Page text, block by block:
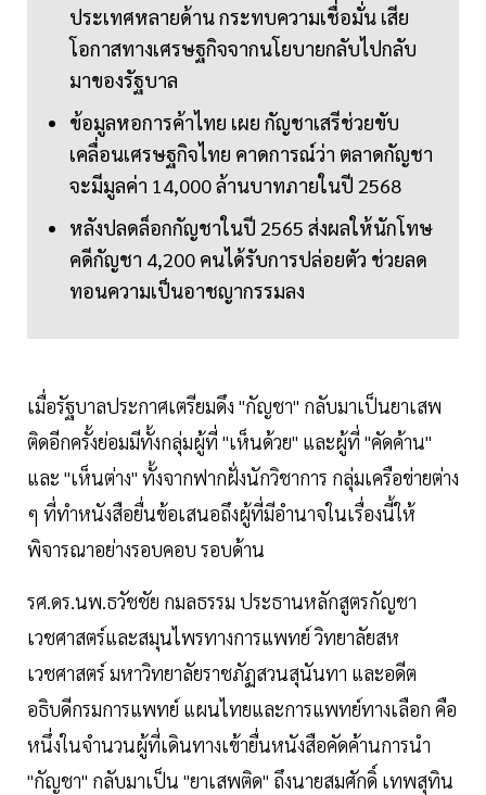
ประเทศหลายด้าน กระทบความเชื่อมั่น เสีย
โอกาสทางเศรษฐกิจจากนโยบายกลับไปกลับ
มาของรัฐบาล
ข้อมูลหอการค้าไทย เผย กัญชาเสรีช่วยขับ
เคลื่อนเศรษฐกิจไทย คาดการณ์ว่า ตลาดกัญชา
จะมีมูลค่า 14,000 ล้านบาทภายในปี 2568
หลังปลดล็อกกัญชาในปี 2565 ส่งผลให้นักโทษ
คดีกัญชา 4,200 คนได้รับการปล่อยตัว ช่วยลด
ทอนความเป็นอาชญากรรมลง
เมื่อรัฐบาลประกาศเตรียมดึง "กัญชา" กลับมาเป็นยาเสพ
ติดอีกครั้งย่อมมีทั้งกลุ่มผู้ที่ "เห็นด้วย" และผู้ที่ "คัดค้าน"
และ "เห็นต่าง" ทั้งจากฟากฝั่งนักวิชาการ กลุ่มเครือข่ายต่าง
ๆ ที่ทำหนังสือยื่นข้อเสนอถึงผู้ที่มีอำนาจในเรื่องนี้ให้
พิจารณาอย่างรอบคอบ รอบด้าน
รศ.ดร.นพ.ธวัชชัย กมลธรรม ประธานหลักสูตรกัญชา
เวชศาสตร์และสมุนไพรทางการแพทย์ วิทยาลัยสห
เวชศาสตร์ มหาวิทยาลัยราชภัฏสวนสุนันทา และอดีต
อธิบดีกรมการแพทย์ แผนไทยและการแพทย์ทางเลือก คือ
หนึ่งในจำนวนผู้ที่เดินทางเข้ายื่นหนังสือคัดค้านการนำ
"กัญชา" กลับมาเป็น "ยาเสพติด" ถึงนายสมศักดิ์ เทพสุทิน